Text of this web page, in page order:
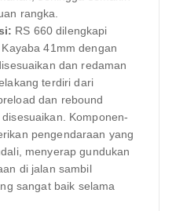
rangka.
RS 660 dilengkapi
41mm dengan
dan redaman
terdiri dari
dan rebound
Komponen-
pengendaraan yang
menyerap gundukan
di jalan sambil
sangat baik selama